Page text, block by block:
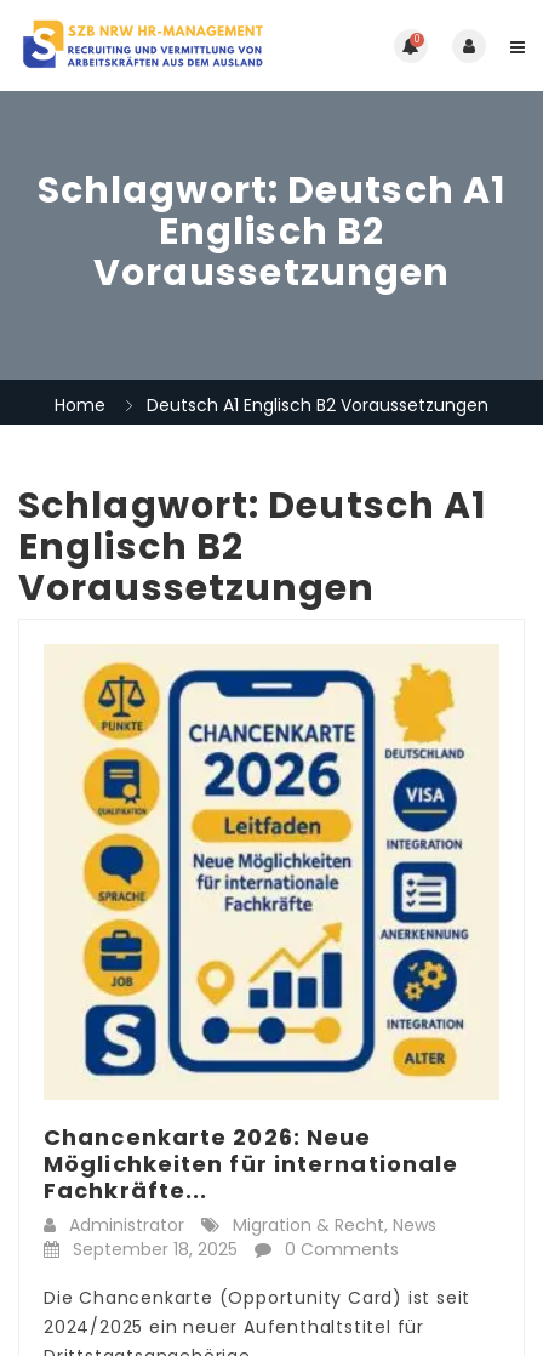
0
Schlagwort: Deutsch A1
Englisch B2
Voraussetzungen
Home Deutsch A1 Englisch B2 Voraussetzungen
Schlagwort: Deutsch A1
Englisch B2
Voraussetzungen
Chancenkarte 2026: Neue
Möglichkeiten für internationale
Fachkräfte...
Administrator Migration & Recht, News
September 18, 2025
0 Comments
Die Chancenkarte (Opportunity Card) ist seit
2024/2025 ein neuer Aufenthaltstitel für